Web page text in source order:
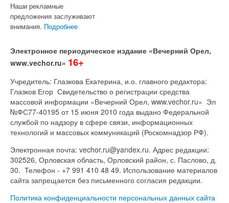
Наши рекламные
предложения заслуживают
внимания. Подробнее
Электронное периодическое издание «Вечерний Орел,
www.vechor.ru» 16+
Учредитель: Глазкова Екатерина, и.о. главного редактора:
Глазков Егор Свидетельство о регистрации средства
массовой информации «Вечерний Орел, www.vechor.ru» Эл
№ФС77-40195 от 15 июня 2010 года выдано Федеральной
службой по надзору в сфере связи, информационных
технологий и массовых коммуникаций (Роскомнадзор РФ).
Электронная почта: vechor.ru@yandex.ru. Адрес редакции:
302526, Орловская область, Орловский район, с. Паслово, д.
30. Телефон - +7 991 410 48 49. Использование материалов
сайта запрещается без письменного согласия редакции.
Политика конфиденциальности персональных данных сайта